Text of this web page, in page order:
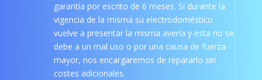
garantía por escrito de 6 meses. Si durante la
vigencia de la misma su electrodoméstico
vuelve a presentar la misma avería y esta no se
debe a un mal uso o por una causa de fuerza
mayor, nos encargaremos de repararlo sin
costes adicionales.